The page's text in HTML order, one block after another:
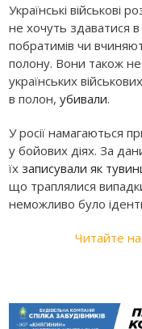
Українські
не хочуть здаватися
побратимів чи
полону. Вони також
українських
в полон,убивали.
У росії намагаються
у бойових діях. За
їхзаписували як
що траплялися
неможливо було
Читайте